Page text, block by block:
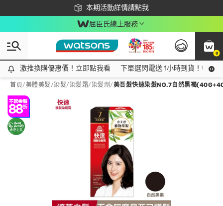
本期活動詳情請點我
下載app最高回饋$350
屈臣氏線上服務
0
激推換購優惠價！立即點我看
激推換購優惠價！立即點我看 下單選閃電送 1小時到貨！領神
首頁/美體美髮/染髮/染髮霜/染髮劑 /美吾髮快速染髮NO.7自然黑褐